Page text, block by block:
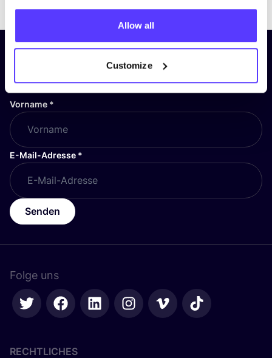
Allow all
Customize
Abonniere unseren Newsletter
und bleibe auf dem Laufenden!
Vorname *
E-Mail-Adresse *
Senden
Folge uns
RECHTLICHES